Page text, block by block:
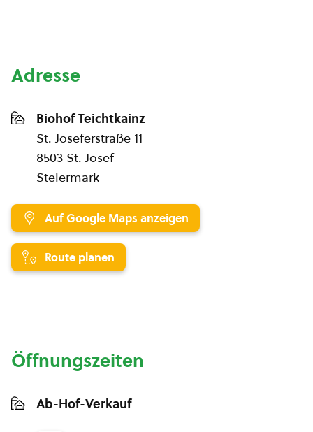
Adresse
Biohof Teichtkainz
St. Joseferstraße 11
8503 St. Josef
Steiermark
Auf Google Maps anzeigen
Route planen
Öffnungszeiten
Ab-Hof-Verkauf